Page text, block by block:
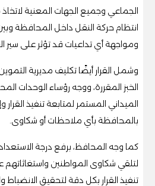
الجماعي وجميع الجهات المعنية
انتظام حركة النقل داخل المحافظة
ومواجهة أي تداعيات قد تؤثر على سير
وشمل القرار أيضًا تكليف مديرية التموين
الخبز المقررة، ووجه رؤساء الوحدات
الميداني المستمر لمتابعة تنفيذ
بالمحافظة بأي ملاحظات أو شكاوى.
كما وجه المحافظ، برفع درجة الاستعداد
لتلقي شكاوى المواطنين واستغاثاتهم
تنفيذ القرار بكل دقة لتحقيق